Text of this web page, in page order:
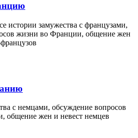
истории замужества с французами,
жизни во Франции, общение жен
с немцами, обсуждение вопросов
общение жен и невест немцев